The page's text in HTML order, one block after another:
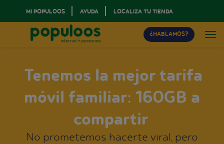
MI POPULOOS AYUDA LOCALIZA TU TIENDA
¿HABLAMOS?
Tenemos la mejor tarifa
móvil familiar: 160GB a
compartir
No prometemos hacerte viral, pero